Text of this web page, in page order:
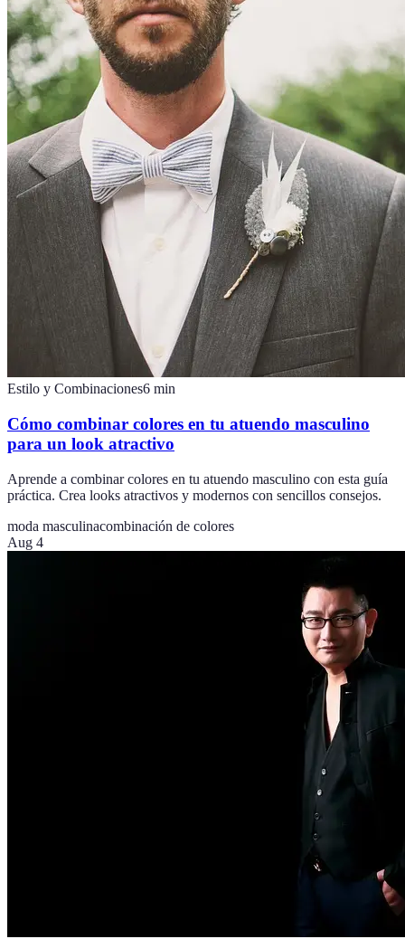
Estilo y Combinaciones6 min
Cómo combinar colores en tu atuendo masculino
para un look atractivo
Aprende a combinar colores en tu atuendo masculino con esta guía
práctica. Crea looks atractivos y modernos con sencillos consejos.
moda masculinacombinación de colores
Aug 4